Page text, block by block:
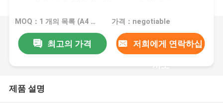
MOQ：1 개의 목록 (A4 크기 무료 샘플) 가격：negotiable
최고의 가격 저희에게 연락하십
시오
제품 설명